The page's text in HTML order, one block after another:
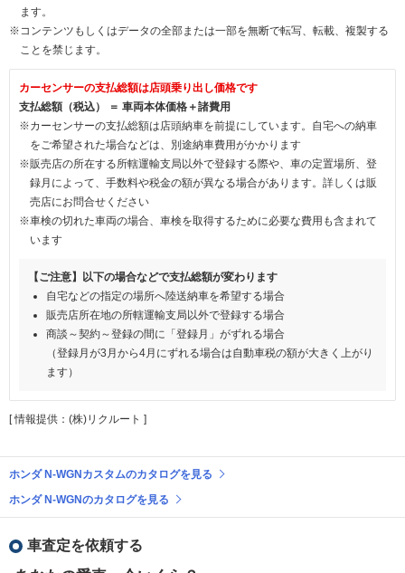
ます。
※コンテンツもしくはデータの全部または一部を無断で転写、転載、複製する
ことを禁じます。
カーセンサーの支払総額は店頭乗り出し価格です
支払総額（税込） ＝ 車両本体価格＋諸費用
※カーセンサーの支払総額は店頭納車を前提にしています。自宅への納車
をご希望された場合などは、別途納車費用がかかります
※販売店の所在する所轄運輸支局以外で登録する際や、車の定置場所、登
録月によって、手数料や税金の額が異なる場合があります。詳しくは販
売店にお問合せください
※車検の切れた車両の場合、車検を取得するために必要な費用も含まれて
います
【ご注意】以下の場合などで支払総額が変わります
自宅などの指定の場所へ陸送納車を希望する場合
販売店所在地の所轄運輸支局以外で登録する場合
商談～契約～登録の間に「登録月」がずれる場合
（登録月が3月から4月にずれる場合は自動車税の額が大きく上がり
ます）
[ 情報提供：(株)リクルート ]
ホンダ N-WGNカスタムのカタログを見る
ホンダ N-WGNのカタログを見る
車査定を依頼する